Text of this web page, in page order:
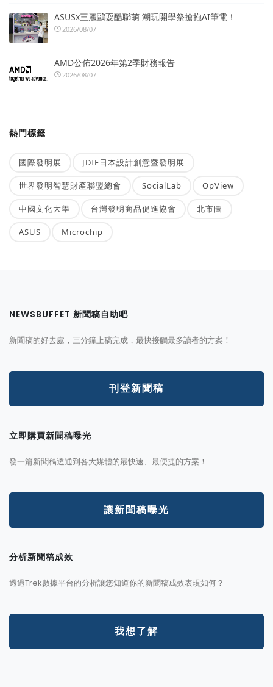
ASUSx三麗鷗耍酷聯萌 潮玩開學祭搶抱AI筆電！
2026/08/07
AMD公佈2026年第2季財務報告
2026/08/07
熱門標籤
國際發明展 JDIE日本設計創意暨發明展
世界發明智慧財產聯盟總會 SocialLab OpView
中國文化大學 台灣發明商品促進協會 北市圖
ASUS Microchip
NEWSBUFFET 新聞稿自助吧
新聞稿的好去處，三分鐘上稿完成，最快接觸最多讀者的方案！
刊登新聞稿
立即購買新聞稿曝光
發一篇新聞稿透通到各大媒體的最快速、最便捷的方案！
讓新聞稿曝光
分析新聞稿成效
透過Trek數據平台的分析讓您知道你的新聞稿成效表現如何？
我想了解